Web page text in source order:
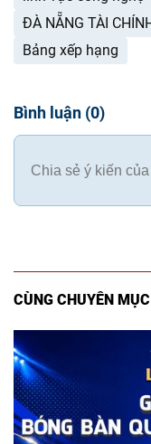
ĐÀ NẴNG TÀI
Bảng xếp hạng
Bình luận (0)
CÙNG CHUYÊN MỤC